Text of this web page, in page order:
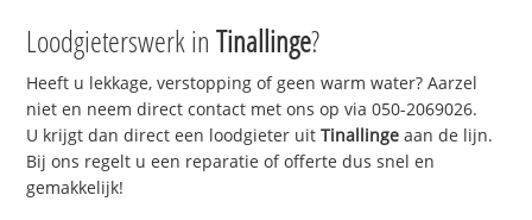
Loodgieterswerk inTinallinge?
Heeft u lekkage, verstopping of geen warm water? Aarzel
niet en neem direct contact met ons op via 050-2069026.
U krijgt dan direct een loodgieter uitTinallinge aan de lijn.
Bij ons regelt u een reparatie of offerte dus snel en
gemakkelijk!